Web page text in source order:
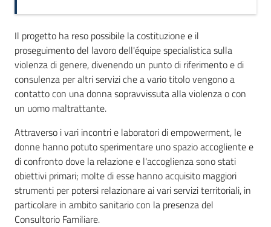
Il progetto ha reso possibile la costituzione e il
proseguimento del lavoro dell'équipe specialistica sulla
violenza di genere, divenendo un punto di riferimento e di
consulenza per altri servizi che a vario titolo vengono a
contatto con una donna sopravvissuta alla violenza o con
un uomo maltrattante.
Attraverso i vari incontri e laboratori di empowerment, le
donne hanno potuto sperimentare uno spazio accogliente e
di confronto dove la relazione e l'accoglienza sono stati
obiettivi primari; molte di esse hanno acquisito maggiori
strumenti per potersi relazionare ai vari servizi territoriali, in
particolare in ambito sanitario con la presenza del
Consultorio Familiare.